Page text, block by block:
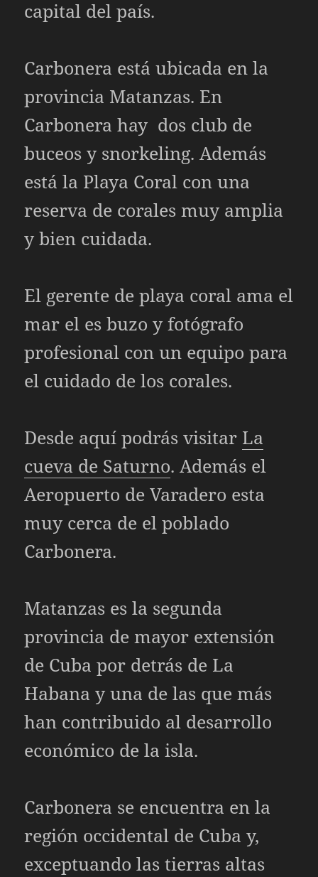
capital del país.
Carbonera está ubicada en la
provincia Matanzas. En
Carbonera hay dos club de
buceos y snorkeling. Además
está la Playa Coral con una
reserva de corales muy amplia
y bien cuidada.
El gerente de playa coral ama el
mar el es buzo y fotógrafo
profesional con un equipo para
el cuidado de los corales.
Desde aquí podrás visitar La
cueva de Saturno. Además el
Aeropuerto de Varadero esta
muy cerca de el poblado
Carbonera.
Matanzas es la segunda
provincia de mayor extensión
de Cuba por detrás de La
Habana y una de las que más
han contribuido al desarrollo
económico de la isla.
Carbonera se encuentra en la
región occidental de Cuba y,
exceptuando las tierras altas